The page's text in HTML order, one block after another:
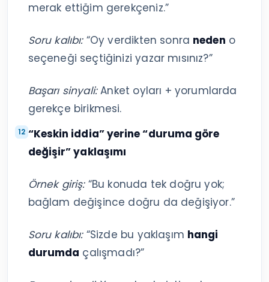
merak ettiğim gerekçeniz.”
Soru kalıbı:“Oy verdikten sonra neden o
seçeneği seçtiğinizi yazar mısınız?”
Başarı sinyali:Anket oyları + yorumlarda
gerekçe birikmesi.
“Keskin iddia” yerine “duruma göre
değişir” yaklaşımı
Örnek giriş:“Bu konuda tek doğru yok;
bağlam değişince doğru da değişiyor.”
Soru kalıbı:“Sizde bu yaklaşım hangi
durumda çalışmadı?”